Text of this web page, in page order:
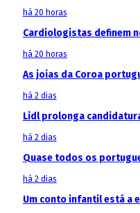
há 20 horas
Cardiologistas definem
há 20 horas
As joias da Coroa
há 2 dias
Lidl prolonga
há 2 dias
Quase todos os
há 2 dias
Um conto infantil está a